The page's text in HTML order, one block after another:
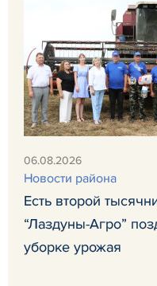
06.08.2026
Новости района
Есть второй
“Лаздуны-Агро”
уборке урожая